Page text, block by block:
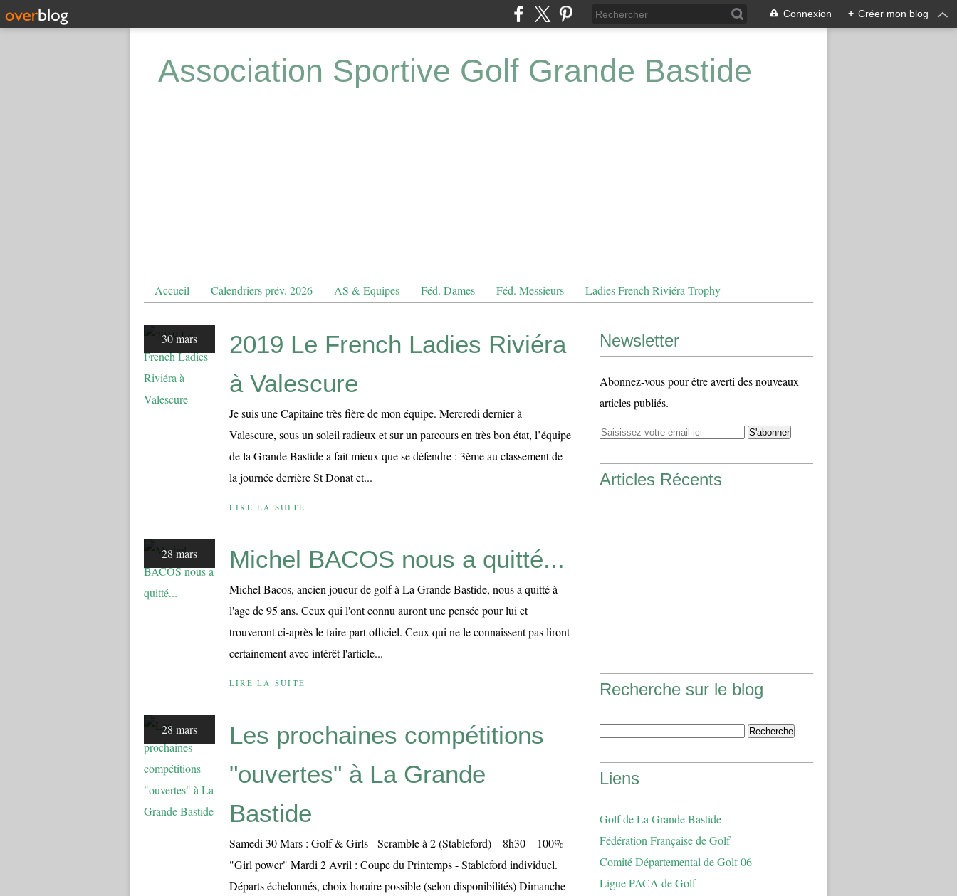
Connexion + Créer mon blog
Association Sportive Golf Grande Bastide
Accueil Calendriers prév. 2026 AS & Equipes Féd. Dames Féd. Messieurs Ladies French Riviéra Trophy
30 mars
2019 Le French Ladies Riviéra
à Valescure
Je suis une Capitaine très fière de mon équipe. Mercredi dernier à
Valescure, sous un soleil radieux et sur un parcours en très bon état, l’équipe
de la Grande Bastide a fait mieux que se défendre : 3ème au classement de
la journée derrière St Donat et...
LIRE LA SUITE
28 mars Michel BACOS nous a quitté...
Michel Bacos, ancien joueur de golf à La Grande Bastide, nous a quitté à
l'age de 95 ans. Ceux qui l'ont connu auront une pensée pour lui et
trouveront ci-après le faire part officiel. Ceux qui ne le connaissent pas liront
certainement avec intérêt l'article...
LIRE LA SUITE
28 mars
Les prochaines compétitions
"ouvertes" à La Grande
Bastide
Samedi 30 Mars : Golf & Girls - Scramble à 2 (Stableford) – 8h30 – 100%
"Girl power" Mardi 2 Avril : Coupe du Printemps - Stableford individuel.
Départs échelonnés, choix horaire possible (selon disponibilités) Dimanche
Newsletter
Abonnez-vous pour être averti des nouveaux
articles publiés.
Articles Récents
Recherche sur le blog
Liens
Golf de La Grande Bastide
Fédération Française de Golf
Comité Départemental de Golf 06
Ligue PACA de Golf